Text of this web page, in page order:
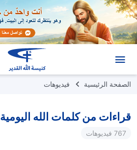
الصفحة الرئيسية فيديوهات
قراءات من كلمات الله اليومية
767 فيديوهات